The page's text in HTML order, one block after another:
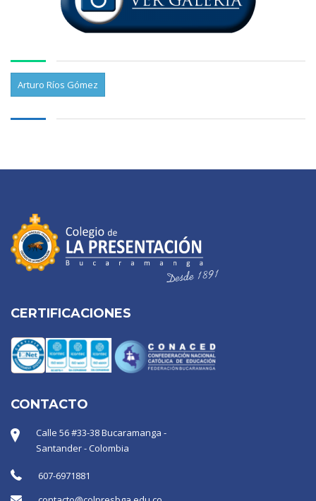
Arturo Ríos Gómez
CERTIFICACIONES
CONTACTO
Calle 56 #33-38 Bucaramanga -
Santander - Colombia
607-6971881